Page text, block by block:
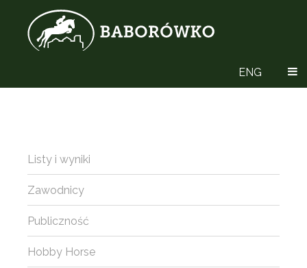
ENG
Listy i wyniki
Zawodnicy
Publiczność
Hobby Horse